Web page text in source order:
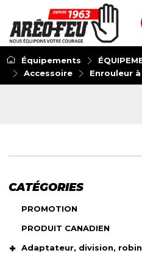
Équipements
Accessoire
Enrouleur
CATÉGORIES
PROMOTION
PRODUIT CANADIEN
Adaptateur, division,